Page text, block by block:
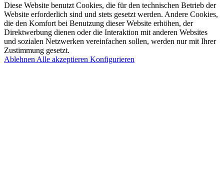
Diese Website benutzt Cookies, die für den technischen Betrieb der
Website erforderlich sind und stets gesetzt werden. Andere Cookies,
die den Komfort bei Benutzung dieser Website erhöhen, der
Direktwerbung dienen oder die Interaktion mit anderen Websites
und sozialen Netzwerken vereinfachen sollen, werden nur mit Ihrer
Zustimmung gesetzt.
Ablehnen Alle akzeptieren Konfigurieren